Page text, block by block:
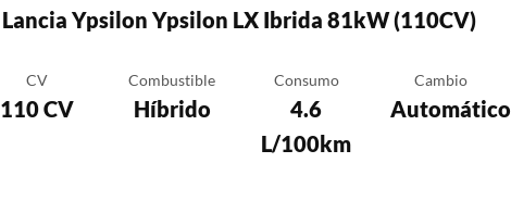
Lancia Ypsilon Ypsilon LX Ibrida 81kW (110CV)
CV
110 CV
Combustible
Híbrido
Consumo
4.6
L/100km
Cambio
Automático